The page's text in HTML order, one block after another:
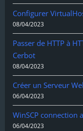
Configurer
08/04/2023
Passer de HTTP à
Cerbot
08/04/2023
Créer un Serveur
06/04/2023
WinSCP connection
06/04/2023